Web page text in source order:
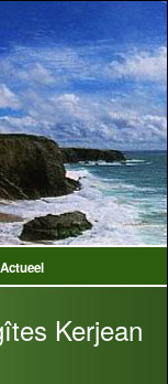
Actueel
Kerjean